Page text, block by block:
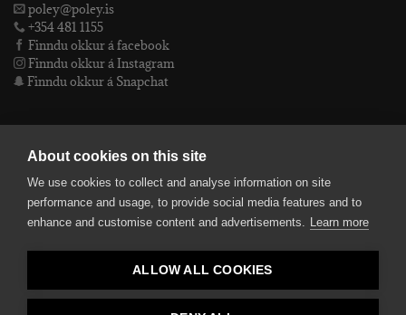
poley@poley.is
+354 481 1155
Finndu okkur á facebook
Finndu okkur á Instagram
Finndu okkur á Snapchat
Póley ehf
kt: 4905072480
smelltu hér fyrir Lógóið okkar í fullri upplausn
Bankaupplýsingar
About cookies on this site
We use cookies to collect and analyse information on site
performance and usage, to provide social media features and to
enhance and customise content and advertisements. Learn more
ALLOW ALL COOKIES